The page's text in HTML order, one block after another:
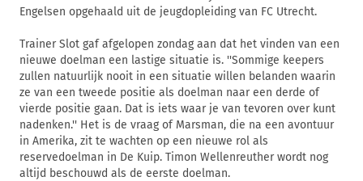
Engelsen opgehaald uit de jeugdopleiding van FC Utrecht.
Trainer Slot gaf afgelopen zondag aan dat het vinden van een
nieuwe doelman een lastige situatie is. ''Sommige keepers
zullen natuurlijk nooit in een situatie willen belanden waarin
ze van een tweede positie als doelman naar een derde of
vierde positie gaan. Dat is iets waar je van tevoren over kunt
nadenken.'' Het is de vraag of Marsman, die na een avontuur
in Amerika, zit te wachten op een nieuwe rol als
reservedoelman in De Kuip. Timon Wellenreuther wordt nog
altijd beschouwd als de eerste doelman.